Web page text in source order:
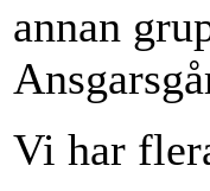
annan
Vi har